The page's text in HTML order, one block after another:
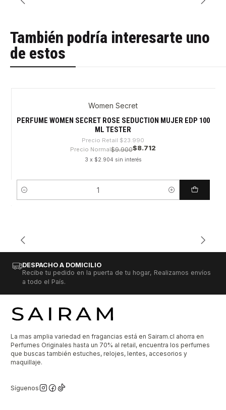
También podría interesarte uno
de estos
Women Secret
PERFUME WOMEN SECRET ROSE SEDUCTION MUJER EDP 100
ML TESTER
Precio Retail $23.990
Precio Normal$9.900$8.712
3 x $2.904 sin interés
Cantidad
DESPACHO A DOMICILIO
Recibe tu pedido en la puerta de tu hogar, Realizamos envíos
a todo el País.
La mas amplia variedad en fragancias está en Sairam.cl ahorra en
Perfumes Originales hasta un 70% al retail, encuentra los perfumes
que buscas también estuches, relojes, lentes, accesorios y
maquillaje.
Síguenos